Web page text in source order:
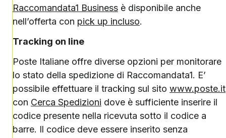
Raccomandata1 Business è disponibile anche
nell’offerta con pick up incluso.
Tracking on line
Poste Italiane offre diverse opzioni per monitorare
lo stato della spedizione di Raccomandata1. E’
possibile effettuare il tracking sul sito www.poste.it
con Cerca Spedizioni dove è sufficiente inserire il
codice presente nella ricevuta sotto il codice a
barre. Il codice deve essere inserito senza